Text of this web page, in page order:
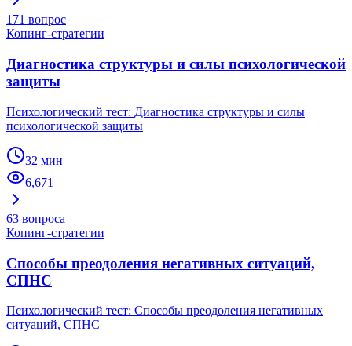
171 вопрос
Копинг-стратегии
Диагностика структуры и силы психологической
защиты
Психологический тест: Диагностика структуры и силы
психологической защиты
32 мин
6,671
63 вопроса
Копинг-стратегии
Способы преодоления негативных ситуаций,
СПНС
Психологический тест: Способы преодоления негативных
ситуаций, СПНС